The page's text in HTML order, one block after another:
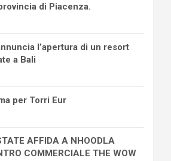
di Piacenza.
l’apertura di un resort
a Bali
per Torri Eur
AFFIDA A NHOODLA
COMMERCIALE THE WOW